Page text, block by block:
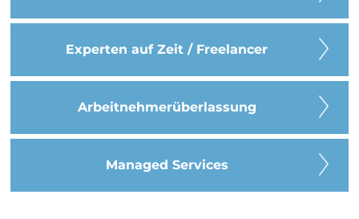
Experten auf Zeit / Freelancer
Arbeitnehmer­überlassung
Managed Services